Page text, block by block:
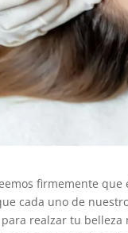
firmemente
cada uno de
realzar tu